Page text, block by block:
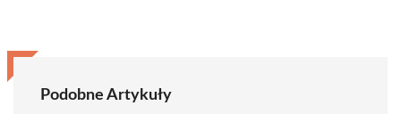
Podobne Artykuły